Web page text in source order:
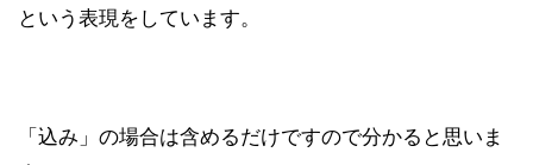
という表現をしています。
「込み」の場合は含めるだけですので分かると思いま